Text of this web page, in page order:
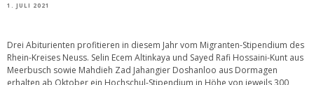
1. JULI 2021
Drei Abiturienten profitieren in diesem Jahr vom Migranten-Stipendium des
Rhein-Kreises Neuss. Selin Ecem Altinkaya und Sayed Rafi Hossaini-Kunt aus
Meerbusch sowie Mahdieh Zad Jahangier Doshanloo aus Dormagen
erhalten ab Oktober ein Hochschul-Stipendium in Höhe von jeweils 300